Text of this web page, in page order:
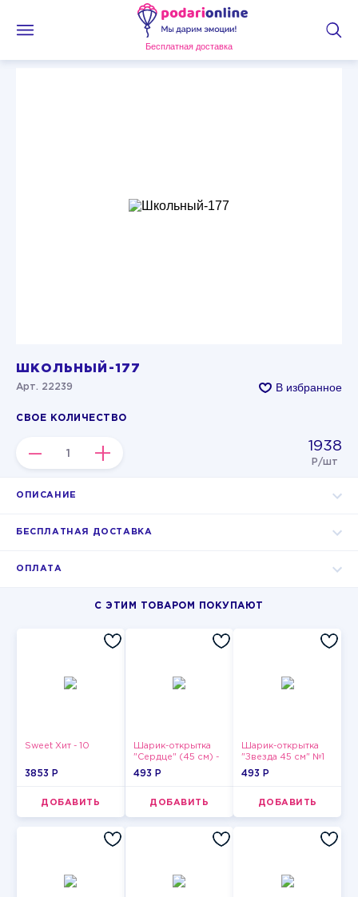
Бесплатная доставка
ШКОЛЬНЫЙ-177
Арт. 22239 В избранное
СВОЕ КОЛИЧЕСТВО
– + 1938
Р/шт
ОПИСАНИЕ
БЕСПЛАТНАЯ ДОСТАВКА
ОПЛАТА
С ЭТИМ ТОВАРОМ ПОКУПАЮТ
Sweet Хит - 10
3853 P
ДОБАВИТЬ
Шарик-открытка
"Сердце" (45 см) -
2
493 P
ДОБАВИТЬ
Шарик-открытка
"Звезда 45 см" №1
493 P
ДОБАВИТЬ